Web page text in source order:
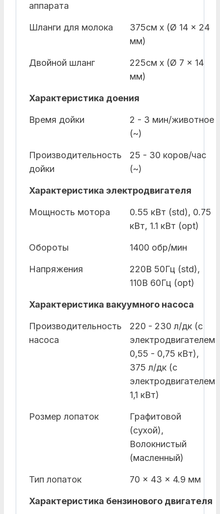
аппарата
Шланги для молока
375cм x (Ø 14 x 24
мм)
Двойной шланг
225cм x (Ø 7 x 14
мм)
Характеристика доения
Время дойки
2 - 3 мин/животное
(~)
Производительность
дойки
25 - 30 коров/час
(~)
Характеристика электродвигателя
Мощность мотора
0.55 кВт (std), 0.75
кВт, 1.1 кВт (opt)
Обороты 1400 обp/мин
Напряжения
220B 50Гц (std),
110B 60Гц (opt)
Характеристика вакуумного насоса
Производительность
насоса
220 - 230 л/дк (с
электродвигателем
0,55 - 0,75 кВт),
375 л/дк (с
электродвигателем
1,1 кВт)
Розмер лопаток
Графитовой
(сухой),
Волокнистый
(масленный)
Тип лопаток 70 x 43 x 4.9 мм
Характеристика бензинового двигателя